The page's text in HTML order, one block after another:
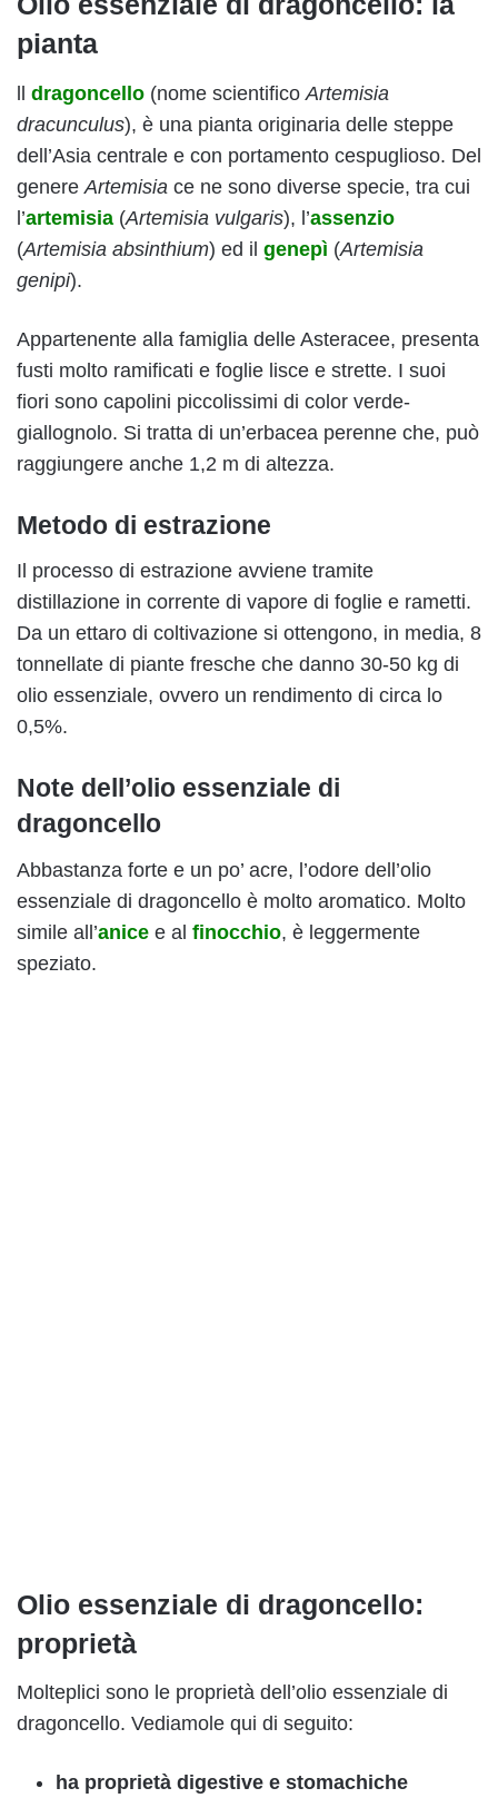
pianta
ll dragoncello (nome scientifico Artemisia
dracunculus), è una pianta originaria delle steppe
dell’Asia centrale e con portamento cespuglioso. Del
genere Artemisia ce ne sono diverse specie, tra cui
l’artemisia (Artemisia vulgaris), l’assenzio
(Artemisia absinthium) ed il genepì (Artemisia
genipi).
Appartenente alla famiglia delle Asteracee, presenta
fusti molto ramificati e foglie lisce e strette. I suoi
fiori sono capolini piccolissimi di color verde-
giallognolo. Si tratta di un’erbacea perenne che, può
raggiungere anche 1,2 m di altezza.
Metodo di estrazione
Il processo di estrazione avviene tramite
distillazione in corrente di vapore di foglie e rametti.
Da un ettaro di coltivazione si ottengono, in media, 8
tonnellate di piante fresche che danno 30-50 kg di
olio essenziale, ovvero un rendimento di circa lo
0,5%.
Note dell’olio essenziale di
dragoncello
Abbastanza forte e un po’ acre, l’odore dell’olio
essenziale di dragoncello è molto aromatico. Molto
simile all’anice e al finocchio, è leggermente
speziato.
Olio essenziale di dragoncello:
proprietà
Molteplici sono le proprietà dell’olio essenziale di
dragoncello. Vediamole qui di seguito:
ha proprietà digestive e stomachiche